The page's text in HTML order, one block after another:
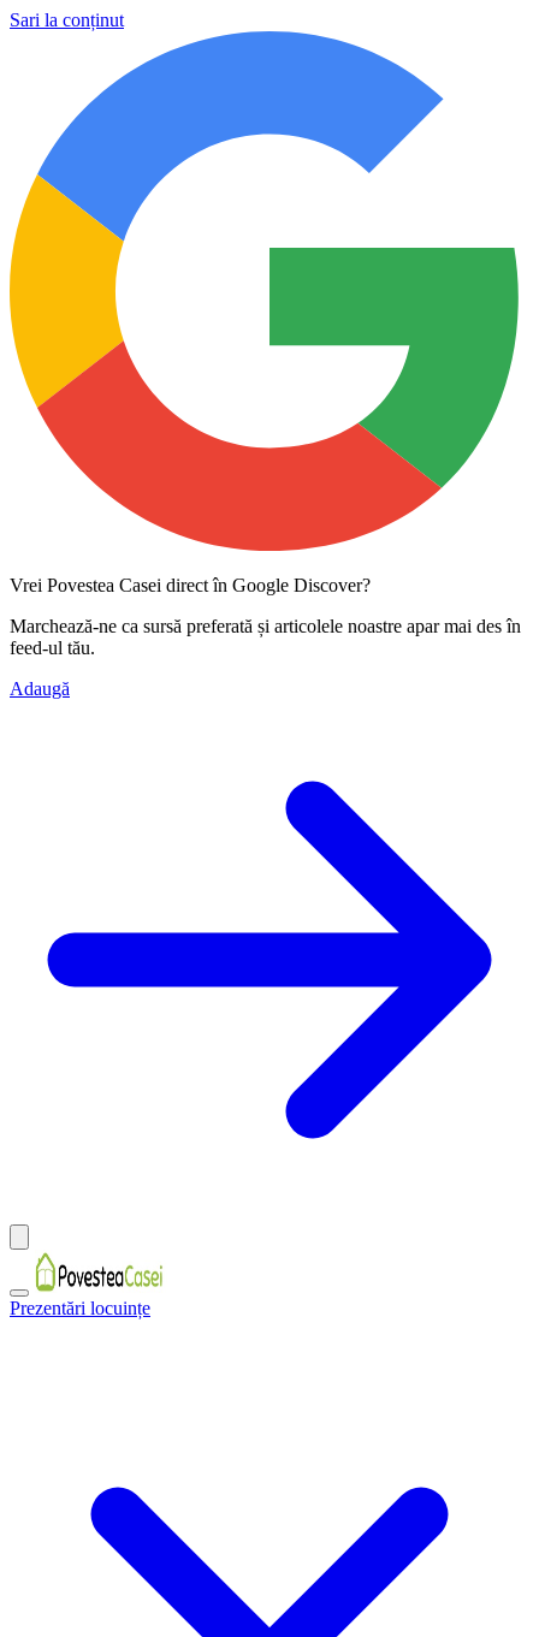
Sari la conținut
Vrei Povestea Casei direct în Google Discover?
Marchează-ne ca sursă preferată și articolele noastre apar mai des în
feed-ul tău.
Adaugă
Prezentări locuințe